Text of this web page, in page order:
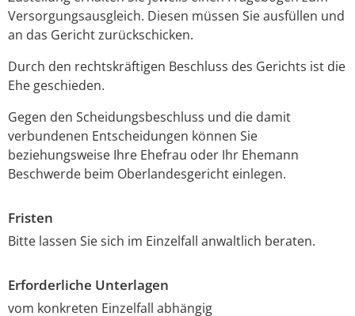
Versorgungsausgleich. Diesen müssen Sie ausfüllen und
an das Gericht zurückschicken.
Durch den rechtskräftigen Beschluss des Gerichts ist die
Ehe geschieden.
Gegen den Scheidungsbeschluss und die damit
verbundenen Entscheidungen können Sie
beziehungsweise Ihre Ehefrau oder Ihr Ehemann
Beschwerde beim Oberlandesgericht einlegen.
Fristen
Bitte lassen Sie sich im Einzelfall anwaltlich beraten.
Erforderliche Unterlagen
vom konkreten Einzelfall abhängig